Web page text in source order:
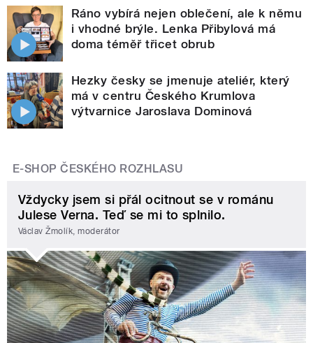
Ráno vybírá nejen oblečení, ale k němu
i vhodné brýle. Lenka Přibylová má
doma téměř třicet obrub
Hezky česky se jmenuje ateliér, který
má v centru Českého Krumlova
výtvarnice Jaroslava Dominová
E-SHOP ČESKÉHO ROZHLASU
Vždycky jsem si přál ocitnout se v románu
Julese Verna. Teď se mi to splnilo.
Václav Žmolík, moderátor